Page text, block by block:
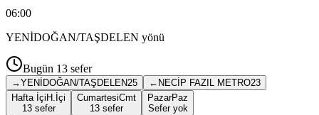
06:00
YENİDOĞAN/TAŞDELEN yönü
Bugün 13 sefer
→YENİDOĞAN/TAŞDELEN25 ← NECİP FAZIL METRO23
Hafta İçi H.İçi
13 sefer
CumartesiCmt
13 sefer
PazarPaz
Sefer yok